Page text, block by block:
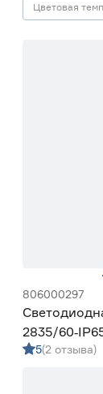
Цветовая
806000297
2835/
Geniled
5(2 отзыва)